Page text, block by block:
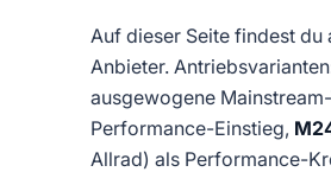
Auf dieser Seite findest
Anbieter.
ausgewogene
Performance-Einstieg,
Allrad) als Performance-